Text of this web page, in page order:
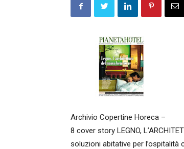
Archivio Copertine Horeca –
8 cover story LEGNO,
soluzioni abitative per